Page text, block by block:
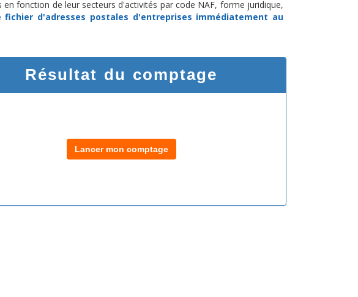
en fonction de leur secteurs d'activités par code NAF, forme juridique,
fichier d'adresses postales d'entreprises immédiatement au
Résultat du comptage
Lancer mon comptage